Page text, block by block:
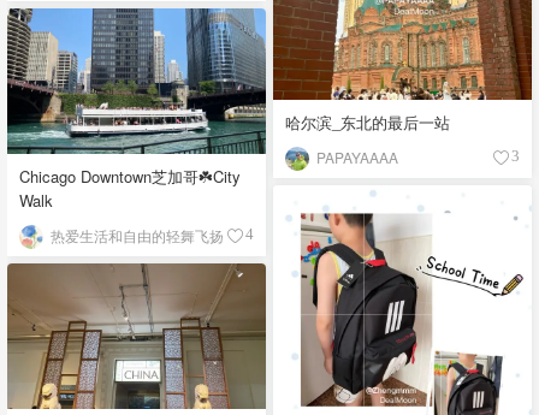
哈尔滨_东北的最后一站
PAPAYAAAA 3
Chicago Downtown芝加哥☘️City
Walk
热爱生活和自由的轻舞飞扬 4